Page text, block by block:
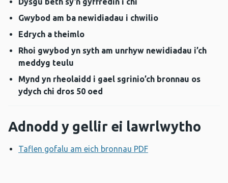
Gwybod am ba newidiadau i chwilio
Edrych a theimlo
Rhoi gwybod yn syth am unrhyw newidiadau i’ch
meddyg teulu
Mynd yn rheolaidd i gael sgrinio’ch bronnau os
ydych chi dros 50 oed
Adnodd y gellir ei lawrlwytho
Taflen gofalu am eich bronnau PDF